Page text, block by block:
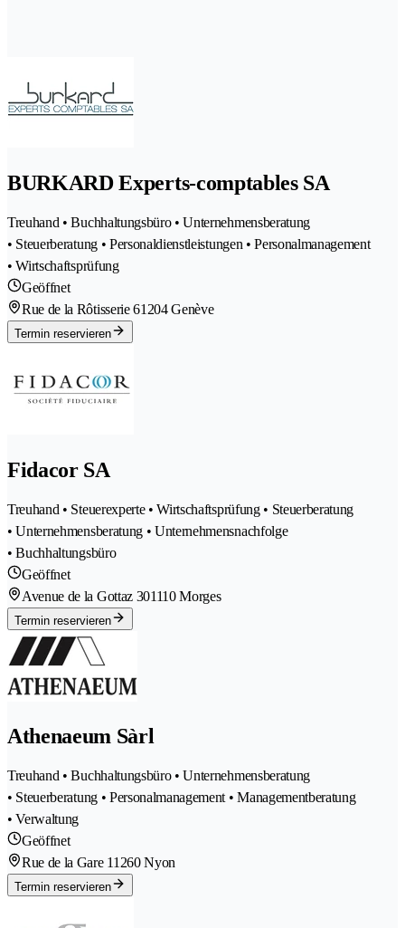
BURKARD Experts-comptables SA
Treuhand • Buchhaltungsbüro • Unternehmensberatung
• Steuerberatung • Personaldienstleistungen • Personalmanagement
• Wirtschaftsprüfung
Geöffnet
Rue de la Rôtisserie 61204 Genève
Termin reservieren
Fidacor SA
Treuhand • Steuerexperte • Wirtschaftsprüfung • Steuerberatung
• Unternehmensberatung • Unternehmensnachfolge
• Buchhaltungsbüro
Geöffnet
Avenue de la Gottaz 301110 Morges
Termin reservieren
Athenaeum Sàrl
Treuhand • Buchhaltungsbüro • Unternehmensberatung
• Steuerberatung • Personalmanagement • Managementberatung
• Verwaltung
Geöffnet
Rue de la Gare 11260 Nyon
Termin reservieren